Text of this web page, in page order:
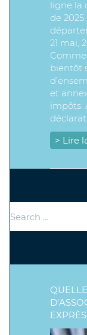
ligne la
de
21 mai,
bientôt
et
impôts.
> Lire
for: